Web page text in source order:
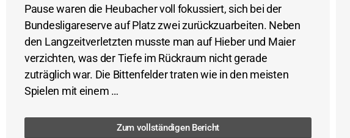
Pause waren die Heubacher voll fokussiert, sich bei der
Bundesligareserve auf Platz zwei zurückzuarbeiten. Neben
den Langzeitverletzten musste man auf Hieber und Maier
verzichten, was der Tiefe im Rückraum nicht gerade
zuträglich war. Die Bittenfelder traten wie in den meisten
Spielen mit einem …
Zum vollständigen Bericht